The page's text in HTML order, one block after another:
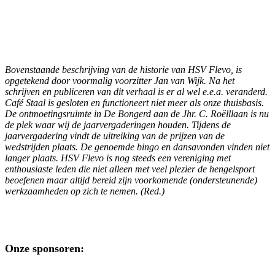
Bovenstaande beschrijving van de historie van HSV Flevo, is
opgetekend door voormalig voorzitter Jan van Wijk. Na het
schrijven en publiceren van dit verhaal is er al wel e.e.a. veranderd.
Café Staal is gesloten en functioneert niet meer als onze thuisbasis.
De ontmoetingsruimte in De Bongerd aan de Jhr. C. Roëlllaan is nu
de plek waar wij de jaarvergaderingen houden. Tijdens de
jaarvergadering vindt de uitreiking van de prijzen van de
wedstrijden plaats. De genoemde bingo en dansavonden vinden niet
langer plaats. HSV Flevo is nog steeds een vereniging met
enthousiaste leden die niet alleen met veel plezier de hengelsport
beoefenen maar altijd bereid zijn voorkomende (ondersteunende)
werkzaamheden op zich te nemen. (Red.)
Onze sponsoren: